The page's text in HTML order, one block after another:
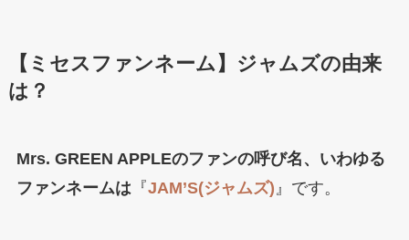
【ミセスファンネーム】ジャムズの由来
は？
Mrs. GREEN APPLEのファンの呼び名、いわゆる
ファンネームは『JAM’S(ジャムズ)』です。